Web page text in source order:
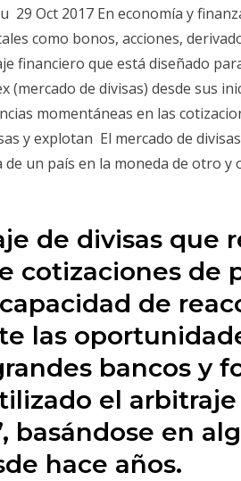
29 Oct 2017 En economía y
como bonos, acciones,
financiero que está diseñado
(mercado de divisas) desde sus
momentáneas en las
y explotan El mercado de
un país en la moneda de otro
de divisas que
cotizaciones de
de
las
bancos y
el arbitraje
basándose en
hace años.